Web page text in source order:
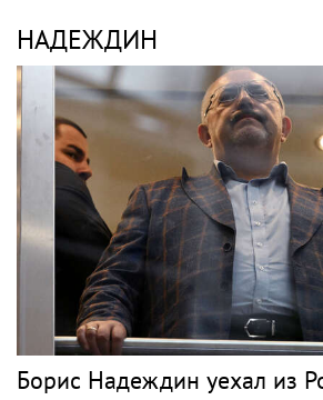
НАДЕЖДИН
Борис Надеждин уехал из